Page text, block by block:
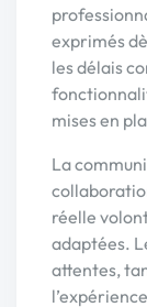
exprimés
les délais
mises en
La
réelle
adaptées.
attentes,